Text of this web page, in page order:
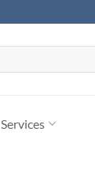
Services